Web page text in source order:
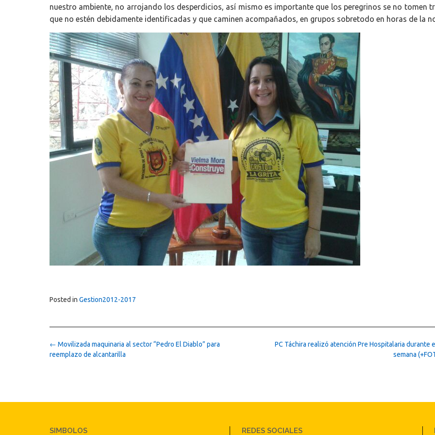
nuestro ambiente, no arrojando los desperdicios, así mismo es importante que los peregrinos se no tomen
que no estén debidamente identificadas y que caminen acompañados, en grupos sobretodo en horas de la
Posted in Gestion2012-2017
Post
navigation
PC Táchira realizó atención Pre Hospitalaria durante
semana
← Movilizada maquinaria al sector “Pedro El Diablo” para
reemplazo de alcantarilla
SIMBOLOS REDES SOCIALES